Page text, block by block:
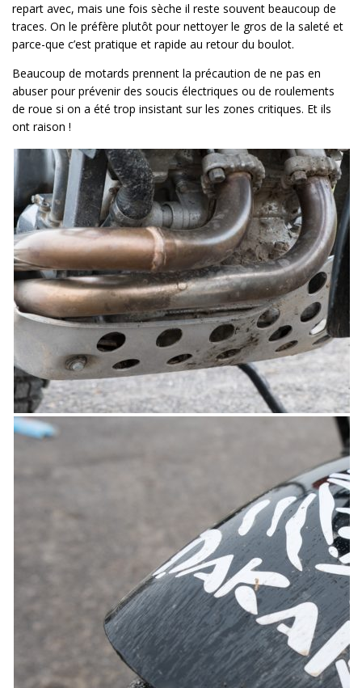
repart avec, mais une fois sèche il reste souvent beaucoup de
traces. On le préfère plutôt pour nettoyer le gros de la saleté et
parce-que c’est pratique et rapide au retour du boulot.
Beaucoup de motards prennent la précaution de ne pas en
abuser pour prévenir des soucis électriques ou de roulements
de roue si on a été trop insistant sur les zones critiques. Et ils
ont raison !